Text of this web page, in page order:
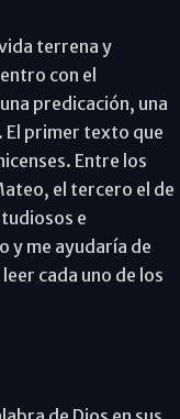
terrena y
con el
predicación, una
El primer texto que
Entre los
el tercero el de
e
y me ayudaría de
cada uno de los